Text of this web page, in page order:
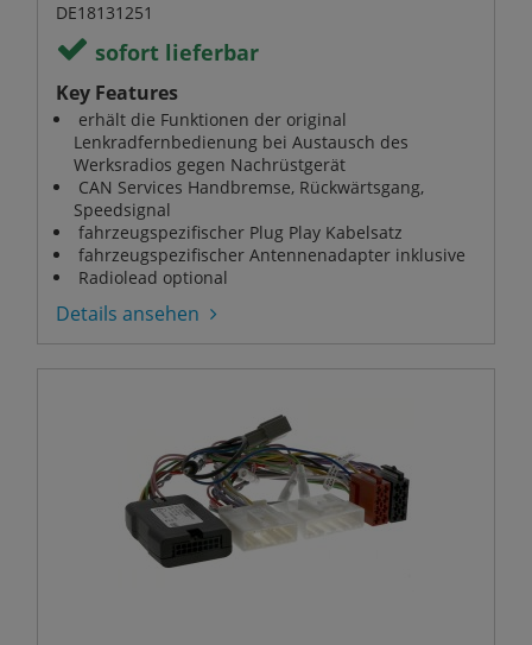
DE18131251
sofort lieferbar
Key Features
erhält die Funktionen der original
Lenkradfernbedienung bei Austausch des
Werksradios gegen Nachrüstgerät
CAN Services Handbremse, Rückwärtsgang,
Speedsignal
fahrzeugspezifischer Plug Play Kabelsatz
fahrzeugspezifischer Antennenadapter inklusive
Radiolead optional
Details ansehen